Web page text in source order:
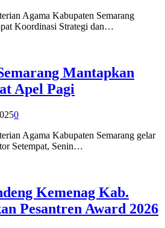
Agama Kabupaten Semarang
Koordinasi Strategi dan…
Mantapkan
Apel Pagi
0
Agama Kabupaten Semarang gelar
Setempat, Senin…
Kemenag Kab.
Pesantren Award 2026